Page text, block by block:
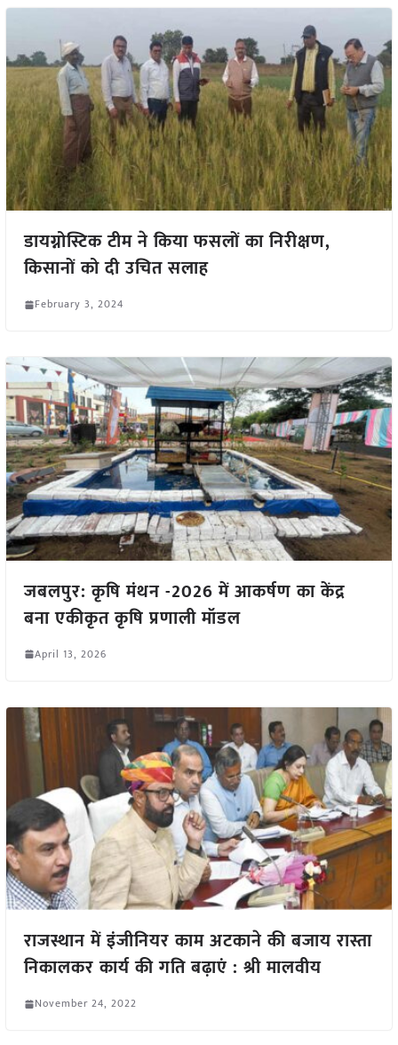
डायग्नोस्टिक टीम ने किया फसलों का निरीक्षण,
किसानों को दी उचित सलाह
February 3, 2024
जबलपुर: कृषि मंथन -2026 में आकर्षण का केंद्र
बना एकीकृत कृषि प्रणाली मॉडल
April 13, 2026
राजस्थान में इंजीनियर काम अटकाने की बजाय रास्ता
निकालकर कार्य की गति बढ़ाएं : श्री मालवीय
November 24, 2022